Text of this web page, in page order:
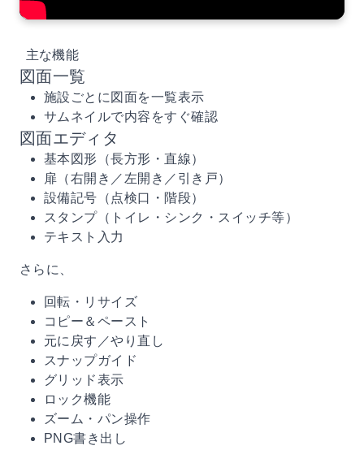
主な機能
図面一覧
施設ごとに図面を一覧表示
サムネイルで内容をすぐ確認
図面エディタ
基本図形（長方形・直線）
扉（右開き／左開き／引き戸）
設備記号（点検口・階段）
スタンプ（トイレ・シンク・スイッチ等）
テキスト入力
さらに、
回転・リサイズ
コピー＆ペースト
元に戻す／やり直し
スナップガイド
グリッド表示
ロック機能
ズーム・パン操作
PNG書き出し